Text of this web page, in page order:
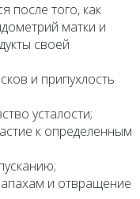
после того, как
матки и
своей
и припухлость
усталости;
к определенным
и отвращение